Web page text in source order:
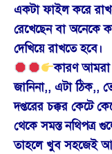
একটা ফাইল করে
রেখেছেন বা অনেকে
দেখিয়ে রাখতে হবে।
কারণ আমরা
জানিনা,, এটা ঠিক,,
দপ্তরের চক্কর কেটে
থেকে সমস্ত নথিপত্র
তাহলে খুব সহজেই